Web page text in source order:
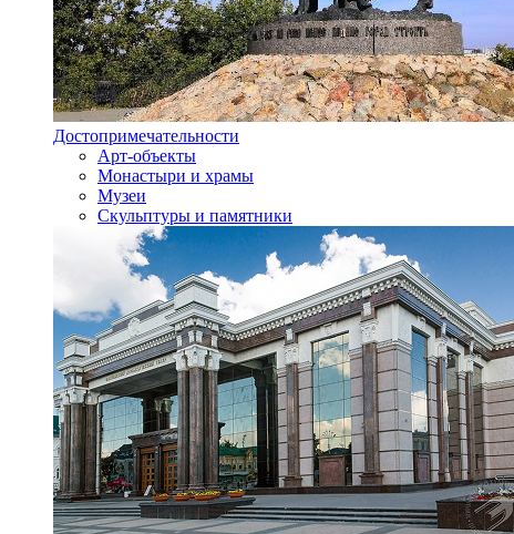
Достопримечательности
Арт-объекты
Монастыри и храмы
Музеи
Скульптуры и памятники